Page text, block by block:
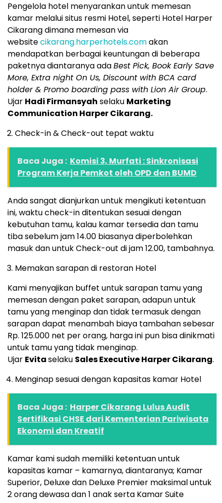
Pengelola hotel menyarankan untuk memesan
kamar melalui situs resmi Hotel, seperti Hotel Harper
Cikarang dimana memesan via
websitecikarang.harperhotels.comakan
mendapatkan berbagai keuntungan di beberapa
paketnya diantaranya adaBest Pick, Book Early Save
More, Extra night On Us, Discount with BCA card
holder & Promo boarding pass with Lion Air Group.
Ujar Hadi Firmansyah selaku Marketing
Communication Harper Cikarang.
Check-in & Check-out tepat waktu
Baca Juga : Komisi 3, Murfati : Sinkronisasi
Program Kerja Pemkot oleh OPD dan BUMD
Anda sangat dianjurkan untuk mengikuti ketentuan
ini, waktu check-in ditentukan sesuai dengan
kebutuhan tamu, kalau kamar tersedia dan tamu
tiba sebelum jam 14.00 biasanya diperbolehkan
masuk dan untuk Check-out di jam 12.00, tambahnya.
Memakan sarapan di restoran Hotel
Kami menyajikan buffet untuk sarapan tamu yang
memesan dengan paket sarapan, adapun untuk
tamu yang menginap dan tidak termasuk dengan
sarapan dapat menambah biaya tambahan sebesar
Rp. 125.000 net per orang, harga ini pun bisa dinikmati
untuk tamu yang tidak menginap.
Ujar Evitaselaku Sales Executive Harper Cikarang.
Menginap sesuai dengan kapasitas kamar Hotel
Baca Juga : Harper Cikarang Lulus Audit
Sertifikasi CHSE dari Kementerian Pariwisata
Ekonomi dan Kreatif
Kamar kami sudah memiliki ketentuan untuk
kapasitas kamar – kamarnya, diantaranya; Kamar
Superior, Deluxe dan Deluxe Premier maksimal untuk
2 orang dewasa dan 1 anak serta Kamar Suite